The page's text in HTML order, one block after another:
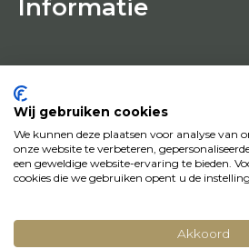
Informatie
HOME
KUNSTENAARS
KUNSTWERKEN
HOE WERKT HET
© Copyright 2022 Art District | Website door
Wij gebruiken cookies
We kunnen deze plaatsen voor analyse van
onze website te verbeteren,
een geweldige website-ervaring te bieden.
cookies die we gebruiken opent u de
Akkoord